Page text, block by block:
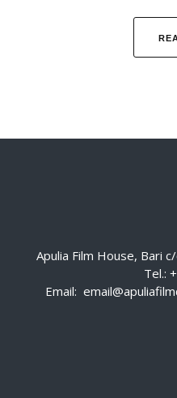
Apulia Film House, Bari
Tel.:
Email: